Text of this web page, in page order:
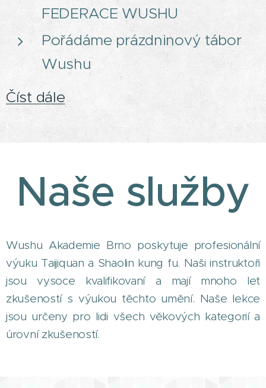
FEDERACE WUSHU
Pořádáme prázdninový tábor
Wushu
Číst dále
Naše služby
Wushu Akademie Brno poskytuje profesionální
výuku Taijiquan a Shaolin kung fu. Naši instruktoři
jsou vysoce kvalifikovaní a mají mnoho let
zkušeností s výukou těchto umění. Naše lekce
jsou určeny pro lidi všech věkových kategorií a
úrovní zkušeností.